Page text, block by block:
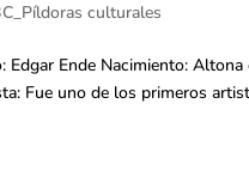
culturales
Ende Nacimiento:
Fue uno de los primeros